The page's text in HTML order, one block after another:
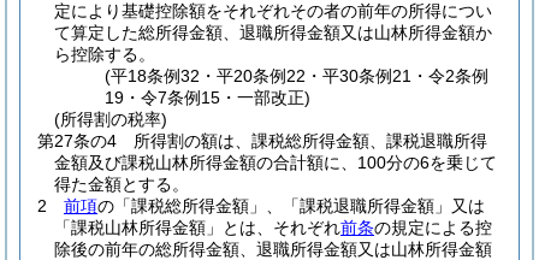
定により基礎控除額をそれぞれその者の前年の所得につい
て算定した総所得金額、退職所得金額又は山林所得金額か
ら控除する。
(平18条例32・平20条例22・平30条例21・令2条例
19・令7条例15・一部改正)
(所得割の税率)
第27条の4
所得割の額は、課税総所得金額、課税退職所得
金額及び課税山林所得金額の合計額に、100分の6を乗じて
得た金額とする。
2
前項の「課税総所得金額」、「課税退職所得金額」又は
「課税山林所得金額」とは、それぞれ前条の規定による控
除後の前年の総所得金額、退職所得金額又は山林所得金額